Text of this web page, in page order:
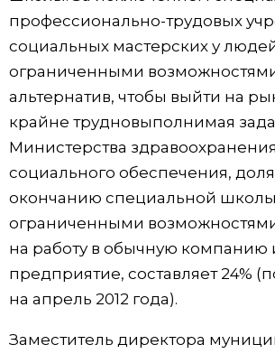
профессионально-трудовых
социальных мастерских у
ограниченными
альтернатив, чтобы выйти на
крайне трудновыполнимая
Министерства
социального обеспечения, доля
окончанию специальной
ограниченными возможностями
на работу в обычную компанию
предприятие, составляет 24%
на апрель 2012 года).
Заместитель директора